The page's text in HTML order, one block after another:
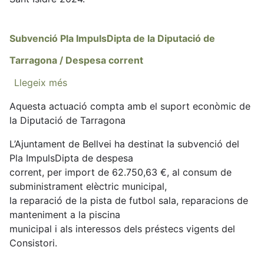
Subvenció Pla ImpulsDipta de la Diputació de
Tarragona / Despesa corrent
Llegeix més
Pla
ImpulsDipta
de
la
Diputació
de
Tarragona
Despesa
Aquesta actuació compta amb el suport econòmic de
la Diputació de Tarragona
L’Ajuntament de Bellvei ha destinat la subvenció del
Pla ImpulsDipta de despesa
corrent, per import de 62.750,63 €, al consum de
subministrament elèctric municipal,
la reparació de la pista de futbol sala, reparacions de
manteniment a la piscina
municipal i als interessos dels préstecs vigents del
Consistori.